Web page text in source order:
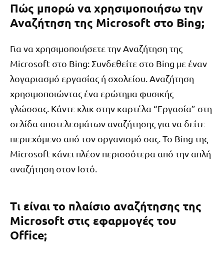
Πώς μπορώ να χρησιμοποιήσω την
Αναζήτηση της Microsoft στο Bing;
Για να χρησιμοποιήσετε την Αναζήτηση της
Microsoft στο Bing: Συνδεθείτε στο Bing με έναν
λογαριασμό εργασίας ή σχολείου. Αναζήτηση
χρησιμοποιώντας ένα ερώτημα φυσικής
γλώσσας. Κάντε κλικ στην καρτέλα “Εργασία” στη
σελίδα αποτελεσμάτων αναζήτησης για να δείτε
περιεχόμενο από τον οργανισμό σας. Το Bing της
Microsoft κάνει πλέον περισσότερα από την απλή
αναζήτηση στον Ιστό.
Τι είναι το πλαίσιο αναζήτησης της
Microsoft στις εφαρμογές του
Office;